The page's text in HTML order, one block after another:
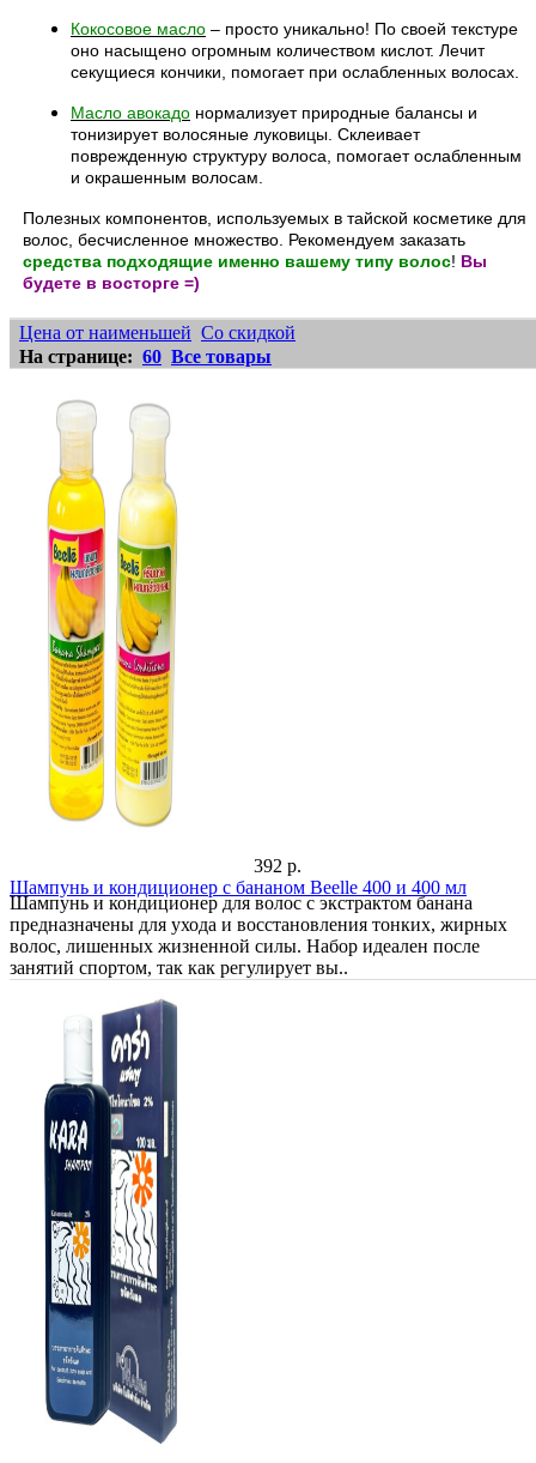
Кокосовое масло – просто уникально! По своей текстуре
оно насыщено огромным количеством кислот. Лечит
секущиеся кончики, помогает при ослабленных волосах.
Масло авокадо нормализует природные балансы и
тонизирует волосяные луковицы. Склеивает
поврежденную структуру волоса, помогает ослабленным
и окрашенным волосам.
Полезных компонентов, используемых в тайской косметике для
волос, бесчисленное множество. Рекомендуем заказать
средства подходящие именно вашему типу волос! Вы
будете в восторге =)
Цена от наименьшей Cо скидкой
На странице: 60 Все товары
392 р.
Шампунь и кондиционер с бананом Beelle 400 и 400 мл
Шампунь и кондиционер для волос с экстрактом банана
предназначены для ухода и восстановления тонких, жирных
волос, лишенных жизненной силы. Набор идеален после
занятий спортом, так как регулирует вы..